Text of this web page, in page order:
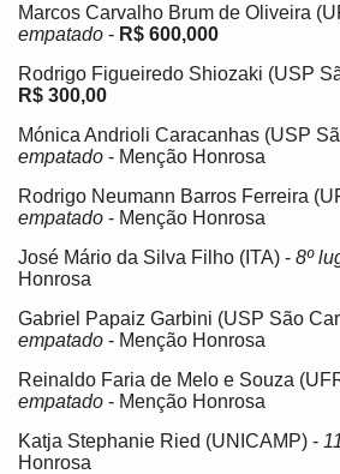
Marcos Carvalho Brum de Oliveira
empatado - R$ 600,000
Rodrigo Figueiredo Shiozaki (USP
R$ 300,00
Mónica Andrioli Caracanhas (USP
empatado - Menção Honrosa
Rodrigo Neumann Barros Ferreira
empatado - Menção Honrosa
José Mário da Silva Filho (ITA) - 8º
Honrosa
Gabriel Papaiz Garbini (USP São
empatado - Menção Honrosa
Reinaldo Faria de Melo e Souza
empatado - Menção Honrosa
Katja Stephanie Ried (UNICAMP) -
Honrosa